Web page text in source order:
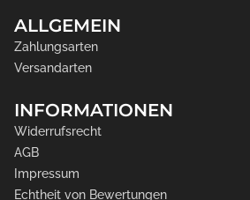
ALLGEMEIN
Zahlungsarten
Versandarten
INFORMATIONEN
Widerrufsrecht
AGB
Impressum
Echtheit von Bewertungen